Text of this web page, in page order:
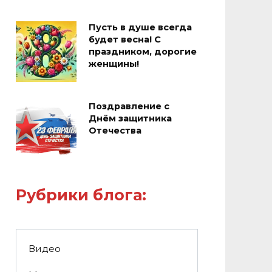
Пусть в душе всегда
будет весна! С
праздником, дорогие
женщины!
Поздравление с
Днём защитника
Отечества
Рубрики блога:
Видео